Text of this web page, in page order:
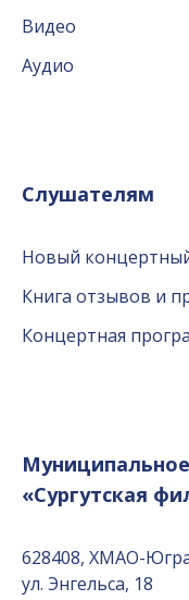
Видео
Аудио
Слушателям
Новый
Книга отзывов и
Концертная
«Сургутская
628408, ХМАО-
ул. Энгельса, 18